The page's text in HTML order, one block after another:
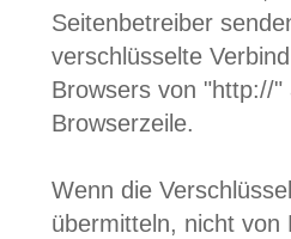
Seitenbetreiber
verschlüsselte
Browsers von "http://
Browserzeile.
Wenn die
übermitteln, nicht von